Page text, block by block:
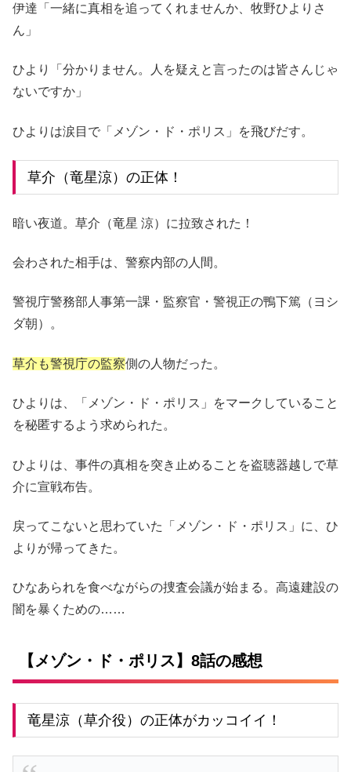
伊達「一緒に真相を追ってくれませんか、牧野ひよりさ
ん」
ひより「分かりません。人を疑えと言ったのは皆さんじゃ
ないですか」
ひよりは涙目で「メゾン・ド・ポリス」を飛びだす。
草介（竜星涼）の正体！
暗い夜道。草介（竜星 涼）に拉致された！
会わされた相手は、警察内部の人間。
警視庁警務部人事第一課・監察官・警視正の鴨下篤（ヨシ
ダ朝）。
草介も警視庁の監察側の人物だった。
ひよりは、「メゾン・ド・ポリス」をマークしていること
を秘匿するよう求められた。
ひよりは、事件の真相を突き止めることを盗聴器越しで草
介に宣戦布告。
戻ってこないと思わていた「メゾン・ド・ポリス」に、ひ
よりが帰ってきた。
ひなあられを食べながらの捜査会議が始まる。高遠建設の
闇を暴くための……
【メゾン・ド・ポリス】8話の感想
竜星涼（草介役）の正体がカッコイイ！